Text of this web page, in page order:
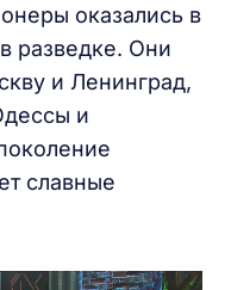
оказались в
разведке. Они
и Ленинград,
и
славные